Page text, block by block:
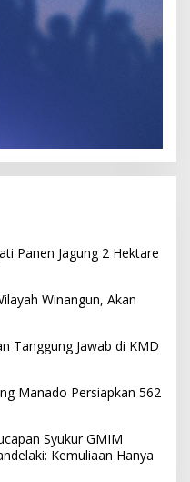
Panen Jagung 2 Hektare
Winangun, Akan
Tanggung Jawab di KMD
Manado Persiapkan 562
Syukur GMIM
Kemuliaan Hanya